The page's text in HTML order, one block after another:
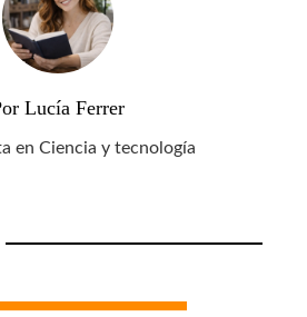
Lucía Ferrer
en Ciencia y tecnología